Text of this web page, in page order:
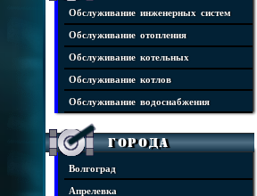
Обслуживание инженерных систем
Обслуживание отопления
Обслуживание котельных
Обслуживание котлов
Обслуживание водоснабжения
Города
Волгоград
Апрелевка